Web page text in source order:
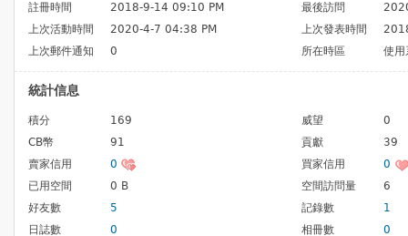
註冊時間 2018-9-14 09:10 PM 最後訪問
上次活動時間
2020-4-7 04:38 PM 上次發表時間
上次郵件通知
0 所在時區 使用
統計信息
積分 169 威望
0
CB幣
91 貢獻
39
賣家信用
0 買家信用
0
已用空間
0 B 空間訪問量
6
好友數
5 記錄數
1
日誌數
0 相冊數
0